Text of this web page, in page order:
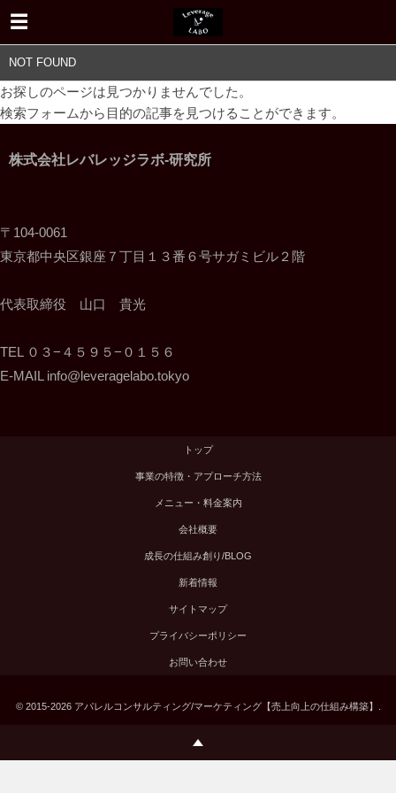
NOT FOUND
お探しのページは見つかりませんでした。
検索フォームから目的の記事を見つけることができます。
株式会社レバレッジラボ-研究所
〒104-0061
東京都中央区銀座７丁目１３番６号サガミビル２階
代表取締役 山口 貴光
TEL ０３−４５９５−０１５６
E-MAIL info@leveragelabo.tokyo
トップ
事業の特徴・アプローチ方法
メニュー・料金案内
会社概要
成長の仕組み創り/BLOG
新着情報
サイトマップ
プライバシーポリシー
お問い合わせ
© 2015-2026 アパレルコンサルティング/マーケティング【売上向上の仕組み構築】